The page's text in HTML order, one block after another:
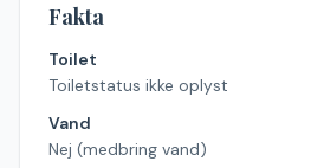
Fakta
Toilet
Toiletstatus ikke oplyst
Vand
Nej (medbring vand)